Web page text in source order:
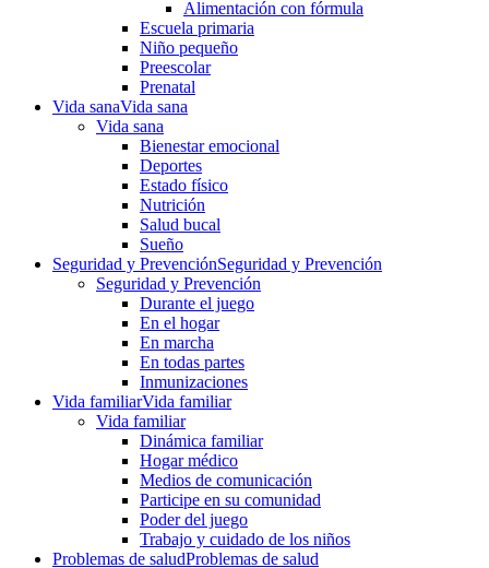
Alimentación con fórmula
Escuela primaria
Niño pequeño
Preescolar
Prenatal
Vida sanaVida sana
Vida sana
Bienestar emocional
Deportes
Estado físico
Nutrición
Salud bucal
Sueño
Seguridad y PrevenciónSeguridad y Prevención
Seguridad y Prevención
Durante el juego
En el hogar
En marcha
En todas partes
Inmunizaciones
Vida familiarVida familiar
Vida familiar
Dinámica familiar
Hogar médico
Medios de comunicación
Participe en su comunidad
Poder del juego
Trabajo y cuidado de los niños
Problemas de saludProblemas de salud